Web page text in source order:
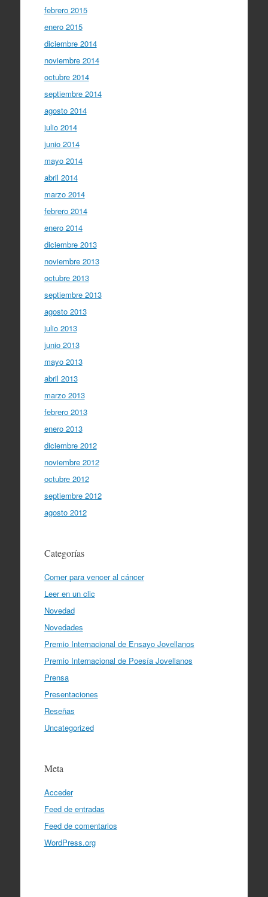
febrero 2015
enero 2015
diciembre 2014
noviembre 2014
octubre 2014
septiembre 2014
agosto 2014
julio 2014
junio 2014
mayo 2014
abril 2014
marzo 2014
febrero 2014
enero 2014
diciembre 2013
noviembre 2013
octubre 2013
septiembre 2013
agosto 2013
julio 2013
junio 2013
mayo 2013
abril 2013
marzo 2013
febrero 2013
enero 2013
diciembre 2012
noviembre 2012
octubre 2012
septiembre 2012
agosto 2012
Categorías
Comer para vencer al cáncer
Leer en un clic
Novedad
Novedades
Premio Internacional de Ensayo Jovellanos
Premio Internacional de Poesía Jovellanos
Prensa
Presentaciones
Reseñas
Uncategorized
Meta
Acceder
Feed de entradas
Feed de comentarios
WordPress.org